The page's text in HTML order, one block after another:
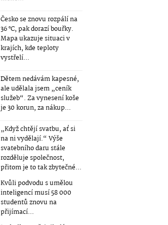
Česko se znovu rozpálí na
36 °C, pak dorazí bouřky.
Mapa ukazuje situaci v
krajích, kde teploty
vystřelí...
Dětem nedávám kapesné,
ale udělala jsem „ceník
služeb“. Za vynesení koše
je 30 korun, za nákup...
„Když chtějí svatbu, ať si
na ni vydělají.“ Výše
svatebního daru stále
rozděluje společnost,
přitom je to tak zbytečné...
Kvůli podvodu s umělou
inteligencí musí 58 000
studentů znovu na
přijímací...